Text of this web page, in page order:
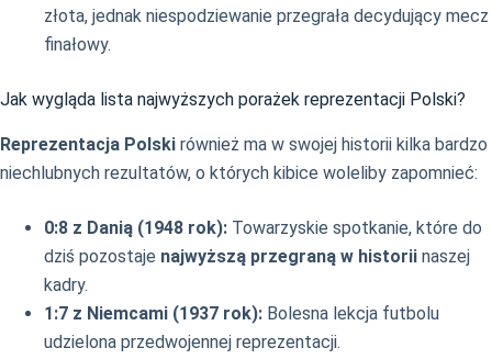
złota, jednak niespodziewanie przegrała decydujący mecz
finałowy.
Jak wygląda lista najwyższych porażek reprezentacji Polski?
Reprezentacja Polski również ma w swojej historii kilka bardzo
niechlubnych rezultatów, o których kibice woleliby zapomnieć:
0:8 z Danią (1948 rok): Towarzyskie spotkanie, które do
dziś pozostaje najwyższą przegraną w historii naszej
kadry.
1:7 z Niemcami (1937 rok): Bolesna lekcja futbolu
udzielona przedwojennej reprezentacji.